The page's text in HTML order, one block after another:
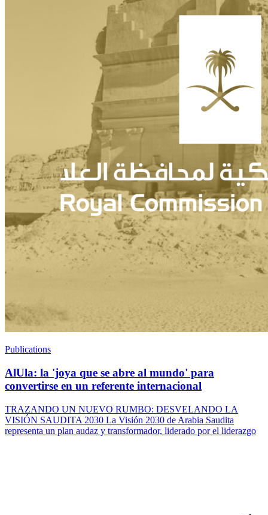
Publications
AlUla: la 'joya que se abre al mundo' para
convertirse en un referente internacional
TRAZANDO UN NUEVO RUMBO: DESVELANDO LA
VISIÓN SAUDITA 2030 La Visión 2030 de Arabia Saudita
representa un plan audaz y transformador, liderado por el liderazgo